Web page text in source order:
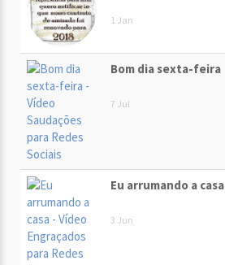
1 Jan
Bom dia sexta-feira
7 Jul
Eu arrumando a casa
3 Jun